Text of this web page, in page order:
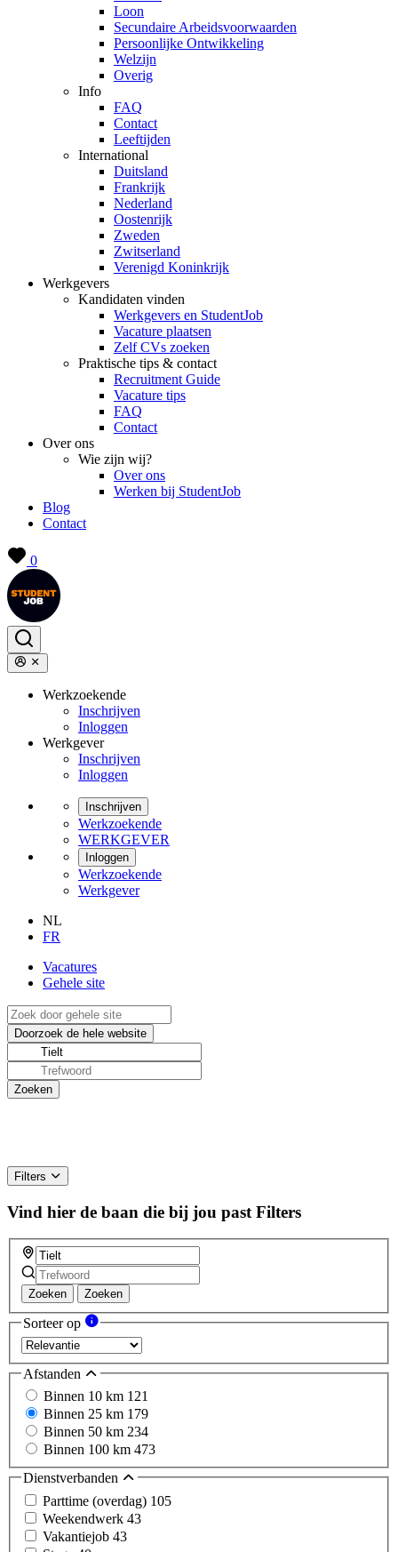
Loon
Secundaire Arbeidsvoorwaarden
Persoonlijke Ontwikkeling
Welzijn
Overig
Info
FAQ
Contact
Leeftijden
International
Duitsland
Frankrijk
Nederland
Oostenrijk
Zweden
Zwitserland
Verenigd Koninkrijk
Werkgevers
Kandidaten vinden
Werkgevers en StudentJob
Vacature plaatsen
Zelf CVs zoeken
Praktische tips & contact
Recruitment Guide
Vacature tips
FAQ
Contact
Over ons
Wie zijn wij?
Over ons
Werken bij StudentJob
Blog
Contact
0
Werkzoekende
Inschrijven
Inloggen
Werkgever
Inschrijven
Inloggen
Inschrijven
Werkzoekende
WERKGEVER
Inloggen
Werkzoekende
Werkgever
NL
FR
Vacatures
Gehele site
Filters
Vind hier de baan die bij jou past Filters
Zoeken Zoeken
Sorteer op
Afstanden
Binnen 10 km 121
Binnen 25 km 179
Binnen 50 km 234
Binnen 100 km 473
Dienstverbanden
Parttime (overdag) 105
Weekendwerk 43
Vakantiejob 43